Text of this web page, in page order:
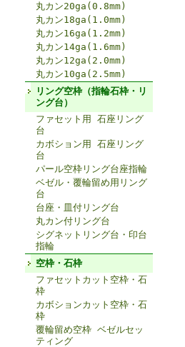
丸カン20ga(0.8mm)
丸カン18ga(1.0mm)
丸カン16ga(1.2mm)
丸カン14ga(1.6mm)
丸カン12ga(2.0mm)
丸カン10ga(2.5mm)
リング空枠（指輪石枠・リ
ング台）
ファセット用 石座リング
台
カボション用 石座リング
台
パール空枠リング台座指輪
ベゼル・覆輪留め用リング
台
台座・皿付リング台
丸カン付リング台
シグネットリング台・印台
指輪
空枠・石枠
ファセットカット空枠・石
枠
カボションカット空枠・石
枠
覆輪留め空枠 ベゼルセッ
ティング